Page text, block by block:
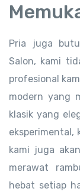
Pria juga
Salon, kami
profesional
modern yang
klasik yang
eksperimental,
kami juga
merawat
hebat setiap